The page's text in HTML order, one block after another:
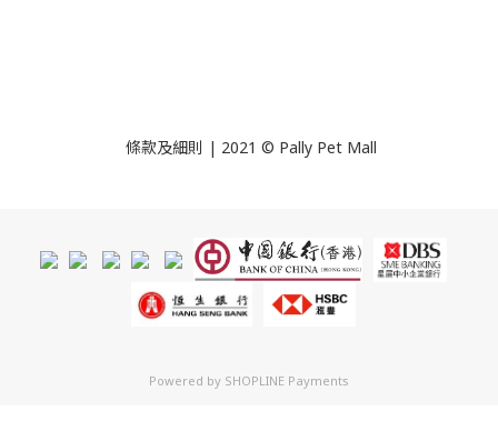
條款及細則 | 2021 © Pally Pet Mall
Powered by SHOPLINE Payments